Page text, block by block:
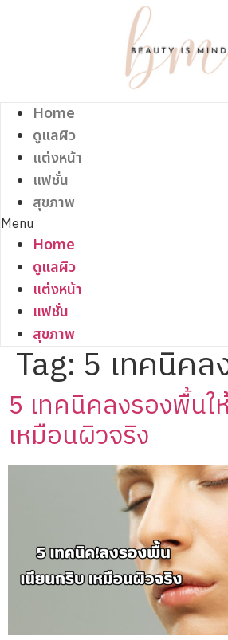
Home
ดูแลผิว
แต่งหน้า
แฟชั่น
สุขภาพ
Menu
Home
ดูแลผิว
แต่งหน้า
แฟชั่น
สุขภาพ
Tag: 5 เทคนิค
5 เทคนิคลงรองพื้นใ
เหมือนผิวจริง